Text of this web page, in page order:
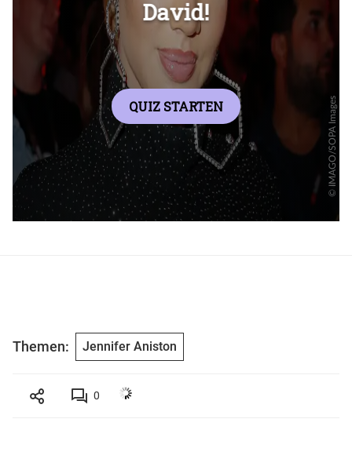
Themen: Jennifer Aniston
0